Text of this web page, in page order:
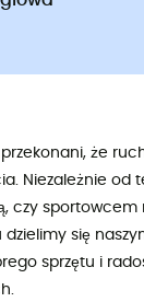
że
Niezależnie od
czy sportowcem
dzielimy się
sprzętu i